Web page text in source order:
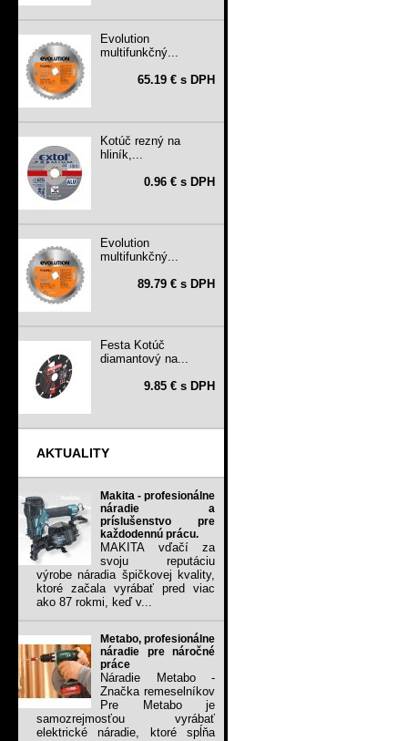
Evolution
multifunkčný...
65.19 € s DPH
Kotúč rezný na
hliník,...
0.96 € s DPH
Evolution
multifunkčný...
89.79 € s DPH
Festa Kotúč
diamantový na...
9.85 € s DPH
AKTUALITY
Makita - profesionálne
náradie a
príslušenstvo pre
každodennú prácu.
MAKITA vďačí za
svoju reputáciu
výrobe náradia špičkovej kvality,
ktoré začala vyrábať pred viac
ako 87 rokmi, keď v...
Metabo, profesionálne
náradie pre náročné
práce
Náradie Metabo -
Značka remeselníkov
Pre Metabo je
samozrejmosťou vyrábať
elektrické náradie, ktoré spĺňa